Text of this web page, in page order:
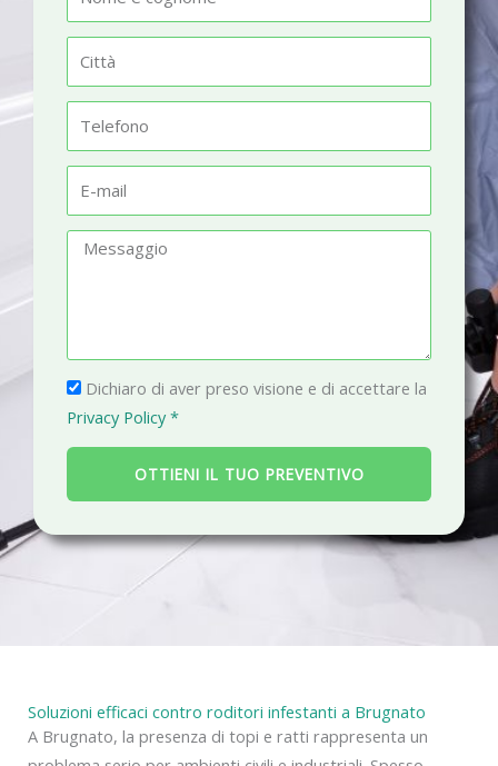
m
t
à
l
fm
a
g
g
i
P
r
i
a
c
Dichiaro di aver preso visione e di accettare la
Privacy Policy *
OTTIENI IL TUO PREVENTIVO
Soluzioni efficaci contro roditori infestanti a Brugnato
A Brugnato, la presenza di topi e ratti rappresenta un